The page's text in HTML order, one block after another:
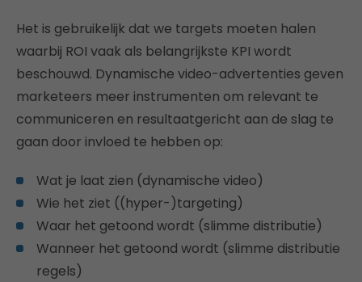
Het is gebruikelijk dat we targets moeten halen
waarbij ROI vaak als belangrijkste KPI wordt
beschouwd. Dynamische video-advertenties geven
marketeers meer instrumenten om relevant te
communiceren en resultaatgericht aan de slag te
gaan door invloed te hebben op:
Wat je laat zien (dynamische video)
Wie het ziet ((hyper-)targeting)
Waar het getoond wordt (slimme distributie)
Wanneer het getoond wordt (slimme distributie
regels)